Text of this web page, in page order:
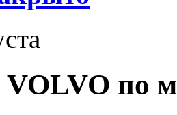
VOLVO по